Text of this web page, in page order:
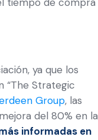
ya que los
“The Strategic
Group, las
del 80% en la
informadas en